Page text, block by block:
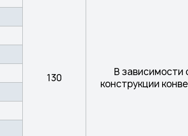
130
В зависимости
конструкции